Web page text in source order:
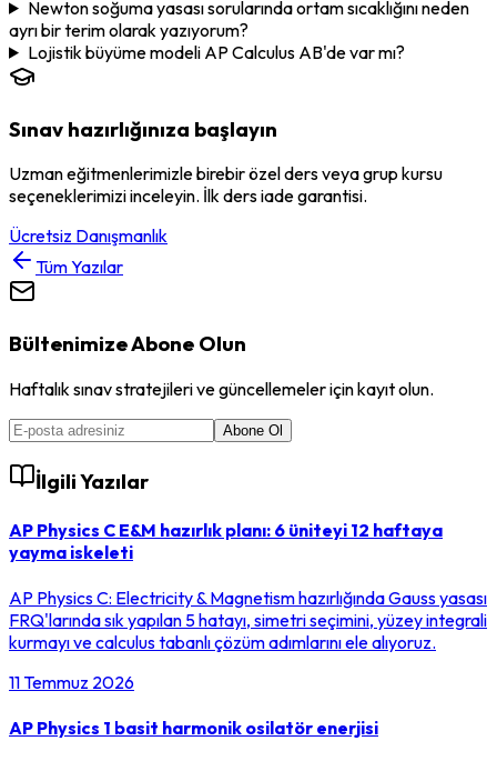
Newton soğuma yasası sorularında ortam sıcaklığını neden
ayrı bir terim olarak yazıyorum?
Lojistik büyüme modeli AP Calculus AB'de var mı?
Sınav hazırlığınıza başlayın
Uzman eğitmenlerimizle birebir özel ders veya grup kursu
seçeneklerimizi inceleyin. İlk ders iade garantisi.
Ücretsiz Danışmanlık
Tüm Yazılar
Bültenimize Abone Olun
Haftalık sınav stratejileri ve güncellemeler için kayıt olun.
Abone Ol
İlgili Yazılar
AP Physics C E&M hazırlık planı: 6 üniteyi 12 haftaya
yayma iskeleti
AP Physics C: Electricity & Magnetism hazırlığında Gauss yasası
FRQ'larında sık yapılan 5 hatayı, simetri seçimini, yüzey integrali
kurmayı ve calculus tabanlı çözüm adımlarını ele alıyoruz.
11 Temmuz 2026
AP Physics 1 basit harmonik osilatör enerjisi